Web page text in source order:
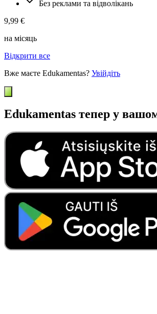
Без реклами та відволікань
9,99 €
на місяць
Відкрити все
Вже маєте Edukamentas? Увійдіть
Edukamentas тепер у